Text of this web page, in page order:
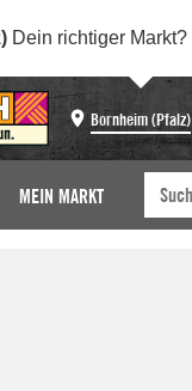
Dein richtiger Markt?
Bornheim (Pfalz)
MEIN MARKT